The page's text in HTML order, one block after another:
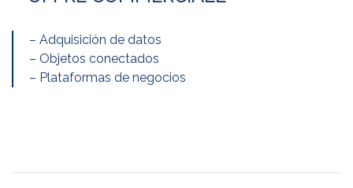
– Adquisición de datos
– Objetos conectados
– Plataformas de negocios